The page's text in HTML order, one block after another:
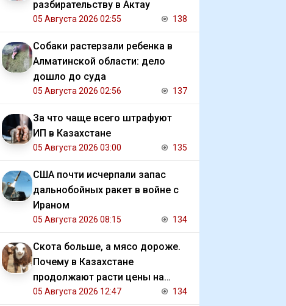
разбирательству в Актау
05 Августа 2026 02:55 138
Собаки растерзали ребенка в
Алматинской области: дело
дошло до суда
05 Августа 2026 02:56 137
За что чаще всего штрафуют
ИП в Казахстане
05 Августа 2026 03:00 135
США почти исчерпали запас
дальнобойных ракет в войне с
Ираном
05 Августа 2026 08:15 134
Скота больше, а мясо дороже.
Почему в Казахстане
продолжают расти цены на
баранину и конину
05 Августа 2026 12:47 134